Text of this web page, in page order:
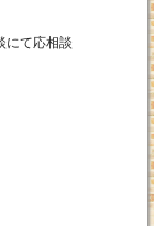
にて応相談